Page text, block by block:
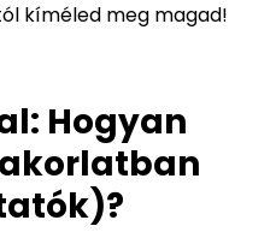
kíméled meg magad!
Hogyan